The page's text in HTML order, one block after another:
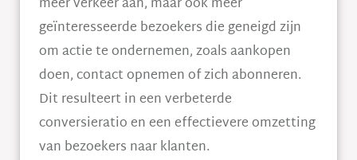
geïnteresseerde bezoekers die geneigd zijn
om actie te ondernemen, zoals aankopen
doen, contact opnemen of zich abonneren.
Dit resulteert in een verbeterde
conversieratio en een effectievere omzetting
van bezoekers naar klanten.